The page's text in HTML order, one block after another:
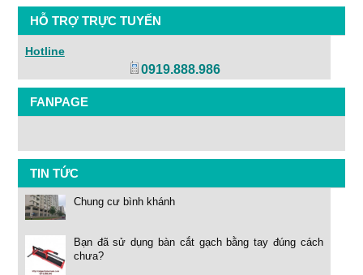
HỖ TRỢ TRỰC TUYẾN
Hotline
0919.888.986
FANPAGE
TIN TỨC
Chung cư bình khánh
Bạn đã sử dụng bàn cắt gạch bằng tay đúng cách
chưa?